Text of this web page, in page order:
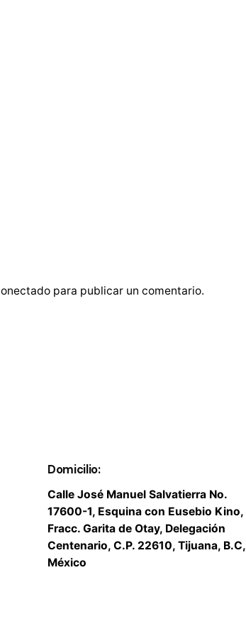
para publicar un comentario.
Domicilio:
Calle José Manuel Salvatierra No.
17600-1, Esquina con Eusebio Kino,
Fracc. Garita de Otay, Delegación
Centenario, C.P. 22610, Tijuana, B.C,
México